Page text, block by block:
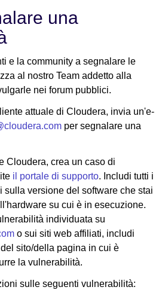
una
e la community a segnalare le
al nostro Team addetto alla
nei forum pubblici.
attuale di Cloudera, invia un'e-
per segnalare una
Cloudera, crea un caso di
il portale di supporto. Includi tutti i
sulla versione del software che stai
su cui è in esecuzione.
individuata su
o sui siti web affiliati, includi
sito/della pagina in cui è
la vulnerabilità.
sulle seguenti vulnerabilità: